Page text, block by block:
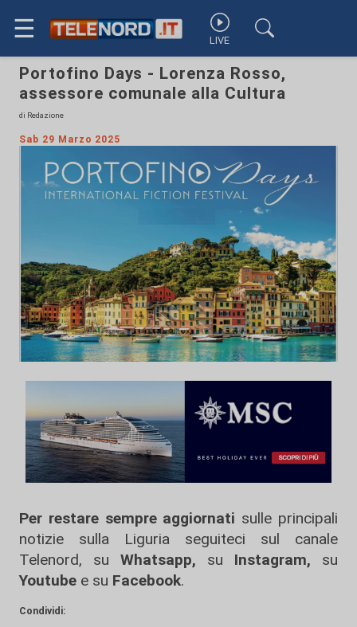
☰ LIVE
Portofino Days - Lorenza Rosso,
assessore comunale alla Cultura
di Redazione
Sab 29 Marzo 2025
Per restare sempre aggiornati sulle principali
notizie sulla Liguria seguiteci sul canale
Telenord, su
Whatsapp, su Instagram, su
Youtube e su Facebook.
Condividi: